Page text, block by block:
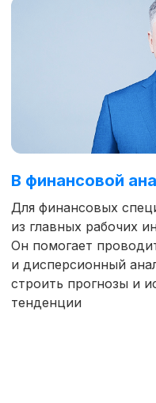
В финансовой
Для финансовых
из главных рабочих
Он помогает
и дисперсионный
строить прогнозы и
тенденции